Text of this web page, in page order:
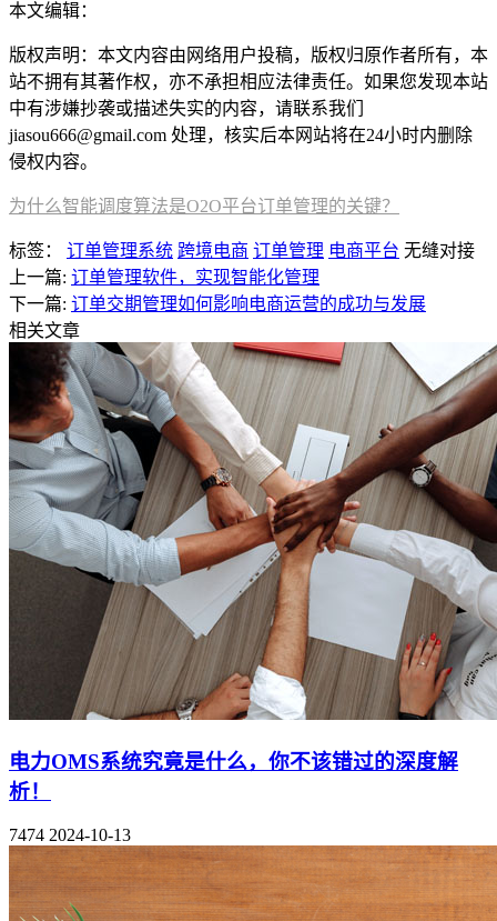
本文编辑：
版权声明：本文内容由网络用户投稿，版权归原作者所有，本
站不拥有其著作权，亦不承担相应法律责任。如果您发现本站
中有涉嫌抄袭或描述失实的内容，请联系我们
jiasou666@gmail.com 处理，核实后本网站将在24小时内删除
侵权内容。
为什么智能调度算法是O2O平台订单管理的关键？
标签： 订单管理系统 跨境电商 订单管理 电商平台 无缝对接
上一篇: 订单管理软件，实现智能化管理
下一篇: 订单交期管理如何影响电商运营的成功与发展
相关文章
电力OMS系统究竟是什么，你不该错过的深度解
析！
7474 2024-10-13